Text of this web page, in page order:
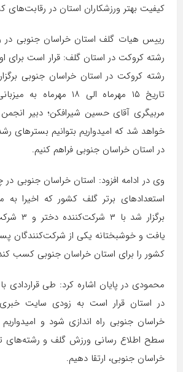
کیفیت بهتر ورزشکاران استان در رقابت‌های
رییس هیات گلف استان خراسان جنوبی در
رشته کروکت در استان گلف: قرار است برای
رشته کروکت در استان خراسان جنوبی
تاریخ ۱۵ مهرماه الی ۱۸
مربیگری آقای حسین شیرافکن؛ دبیر
خواهد شد که امیدواریم بتوانیم بسترهای
در استان خراسان جنوبی فراهم کنیم.
وی در ادامه افزود: استان خراسان جنوبی در
استعدادهای برتر گلف کشور که اخیرا به
برگزار شد
یافت و خوشبختانه یکی از شرکت‌کنندگان
کشور را برای استان خراسان جنوبی کسب
محمودی در پایان اشاره کرد: طی
در استان قرار است به زودی سایت
خراسان جنوبی راه اندازی شود و امیدواریم
سطح اطلاع رسانی ورزش گلف و رشته‌های
خراسان جنوبی، ارتقا دهیم.